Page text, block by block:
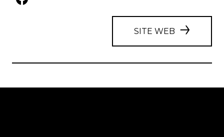
SITE WEB